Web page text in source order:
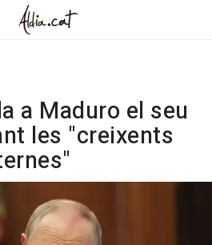
a Maduro el seu
les "creixents